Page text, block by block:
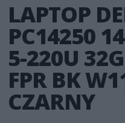
LAPTOP
PC14250
5-220U
FPR BK
CZARNY